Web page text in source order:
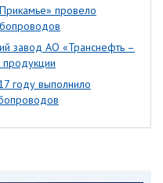
провело
завод АО «Транснефть –
году выполнило